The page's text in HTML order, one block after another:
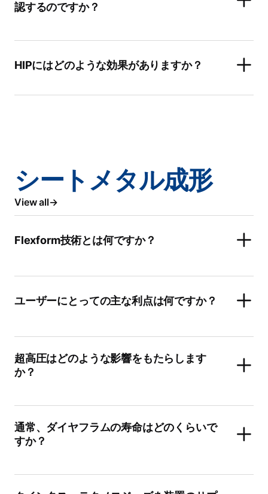
認するのですか？
HIPにはどのような効果がありますか？
シートメタル成形
View all
Flexform技術とは何ですか？
ユーザーにとっての主な利点は何ですか？
超高圧はどのような影響をもたらします
か？
通常、ダイヤフラムの寿命はどのくらいで
すか？